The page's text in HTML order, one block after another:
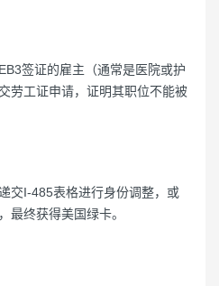
签证的雇主（通常是医院或护
劳工证申请，证明其职位不能被
交I-485表格进行身份调整，或
最终获得美国绿卡。